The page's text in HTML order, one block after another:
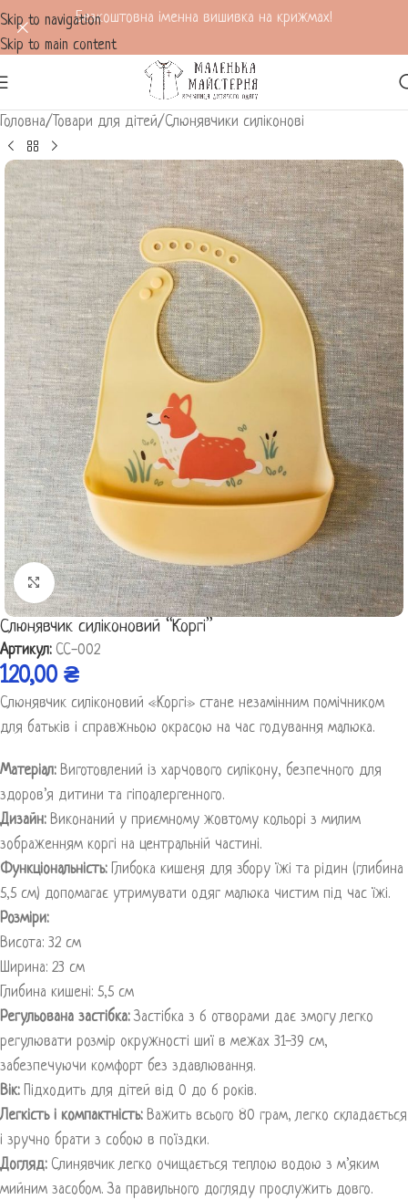
Skip to navigation
Skip to main content
Безкоштовна іменна вишивка на крижмах!
Головна/ Товари для дітей/Слюнявчики силіконові
Клацніть, щоб збільшити
Слюнявчик силіконовий “Коргі”
Артикул: СС-002
120,00 ₴
Слюнявчик силіконовий «Коргі» стане незамінним помічником
для батьків і справжньою окрасою на час годування малюка.
Матеріал:Виготовлений із харчового силікону, безпечного для
здоров’я дитини та гіпоалергенного.
Дизайн:Виконаний у приємному жовтому кольорі з милим
зображенням коргі на центральній частині.
Функціональність:Глибока кишеня для збору їжі та рідин (глибина
5,5 см) допомагає утримувати одяг малюка чистим під час їжі.
Розміри:
Висота: 32 см
Ширина: 23 см
Глибина кишені: 5,5 см
Регульована застібка:Застібка з 6 отворами дає змогу легко
регулювати розмір окружності шиї в межах 31-39 см,
забезпечуючи комфорт без здавлювання.
Вік:Підходить для дітей від 0 до 6 років.
Легкість і компактність:Важить всього 80 грам, легко складається
і зручно брати з собою в поїздки.
Догляд:Слинявчик легко очищається теплою водою з м’яким
мийним засобом. За правильного догляду прослужить довго.